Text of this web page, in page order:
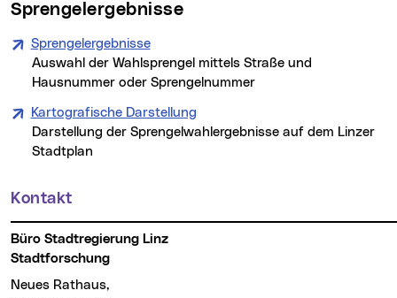
Sprengelergebnisse
Sprengelergebnisse
Auswahl der Wahlsprengel mittels Straße und
Hausnummer oder Sprengelnummer
Kartografische Darstellung
Darstellung der Sprengelwahlergebnisse auf dem Linzer
Stadtplan
Weitere Informationen
Kontakt
Büro Stadtregierung Linz
Stadtforschung
Neues Rathaus,